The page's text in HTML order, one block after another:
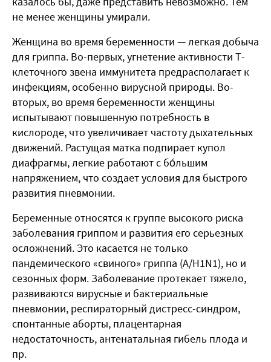
не менее женщины умирали.
Женщина во время беременности — легкая добыча
для гриппа. Во-первых, угнетение активности Т-
клеточного звена иммунитета предрасполагает к
инфекциям, особенно вирусной природы. Во-
вторых, во время беременности женщины
испытывают повышенную потребность в
кислороде, что увеличивает частоту дыхательных
движений. Растущая матка подпирает купол
диафрагмы, легкие работают с бо́льшим
напряжением, что создает условия для быстрого
развития пневмонии.
Беременные относятся к группе высокого риска
заболевания гриппом и развития его серьезных
осложнений. Это касается не только
пандемического «свиного» гриппа (A/H1N1), но и
сезонных форм. Заболевание протекает тяжело,
развиваются вирусные и бактериальные
пневмонии, респираторный дистресс-синдром,
спонтанные аборты, плацентарная
недостаточность, антенатальная гибель плода и
пр.